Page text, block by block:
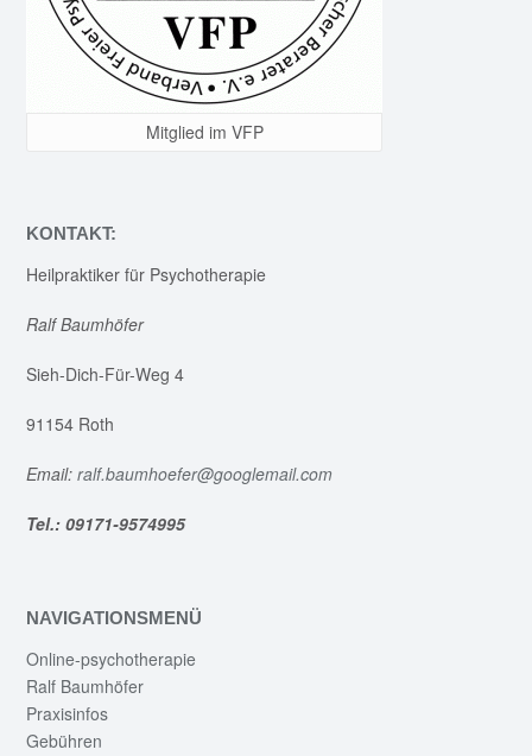
Mitglied im VFP
KONTAKT:
Heilpraktiker für Psychotherapie
Ralf Baumhöfer
Sieh-Dich-Für-Weg 4
91154 Roth
Email: ralf.baumhoefer@googlemail.com
Tel.: 09171-9574995
NAVIGATIONSMENÜ
Online-psychotherapie
Ralf Baumhöfer
Praxisinfos
Gebühren